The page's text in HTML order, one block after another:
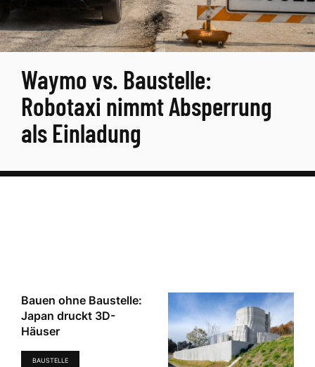
Waymo vs. Baustelle:
Robotaxi nimmt Absperrung
als Einladung
Bauen ohne Baustelle:
Japan druckt 3D-
Häuser
BAUSTELLE